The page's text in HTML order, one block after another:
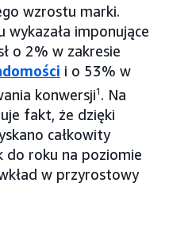
wzrostu marki.
imponujące
o 2% w zakresie
i o 53% w
konwersji1 . Na
fakt, że dzięki
całkowity
do roku na poziomie
w przyrostowy